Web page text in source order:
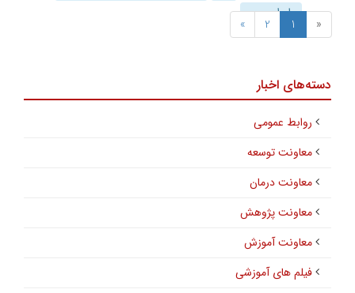
روابط عمومی
«
1
2
»
دسته‌های اخبار
روابط عمومی
معاونت توسعه
معاونت درمان
معاونت پژوهش
معاونت آموزش
فیلم های آموزشی